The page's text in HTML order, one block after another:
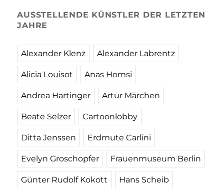
AUSSTELLENDE KÜNSTLER DER LETZTEN
JAHRE
Alexander Klenz Alexander Labrentz
Alicia Louisot Anas Homsi
Andrea Hartinger Artur Märchen
Beate Selzer Cartoonlobby
Ditta Jenssen Erdmute Carlini
Evelyn Groschopfer Frauenmuseum Berlin
Günter Rudolf Kokott Hans Scheib